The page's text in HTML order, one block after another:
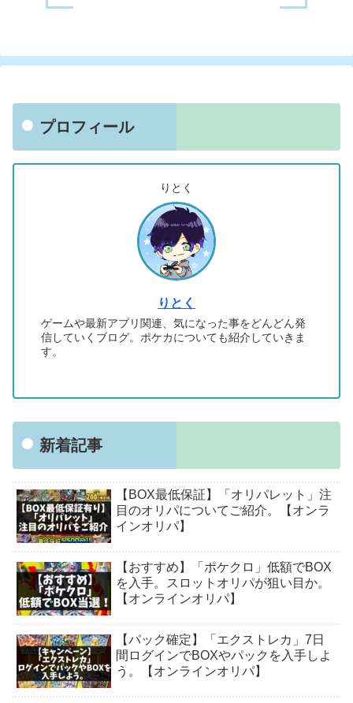
プロフィール
りとく
りとく
ゲームや最新アプリ関連、気になった事をどんどん発
信していくブログ。ポケカについても紹介していきま
す。
新着記事
【BOX最低保証】「オリパレット」注
目のオリパについてご紹介。【オンラ
インオリパ】
【おすすめ】「ポケクロ」低額でBOX
を入手。スロットオリパが狙い目か。
【オンラインオリパ】
【パック確定】「エクストレカ」7日
間ログインでBOXやパックを入手しよ
う。【オンラインオリパ】